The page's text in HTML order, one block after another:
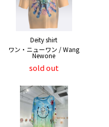
Deity shirt
ワン・ニューワン / Wang
Newone
sold out